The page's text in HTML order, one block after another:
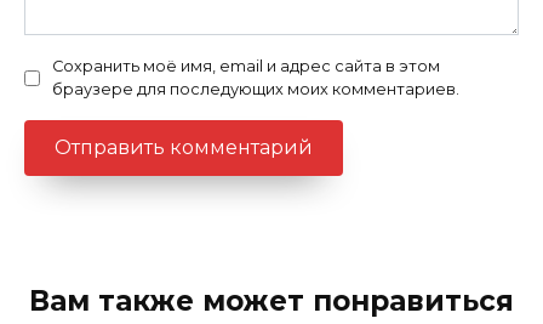
Сохранить моё имя, email и адрес сайта в этом
браузере для последующих моих комментариев.
Вам также может понравиться